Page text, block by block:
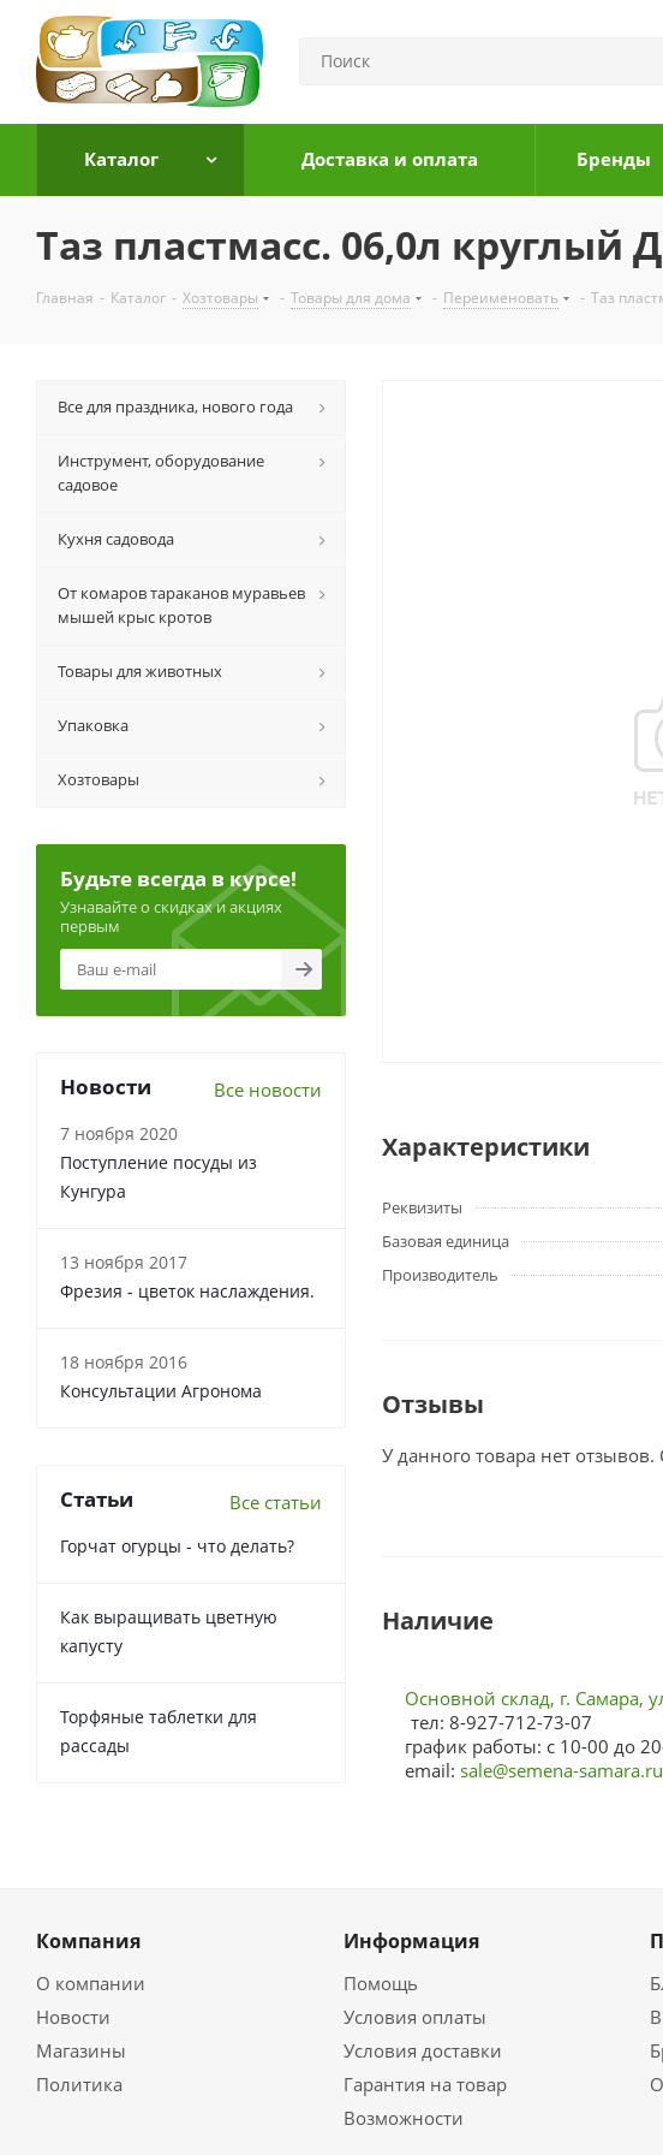
Каталог Доставка и оплата Бренды
Таз пластмасс. 06,0л круглый
Главная - Каталог - Хозтовары - Товары для дома - Переименовать - Таз
Характеристики
Реквизиты
Базовая единица
Производитель
Отзывы
У данного товара нет
Наличие
Основной склад, г. Самара,
тел: 8-927-712-73-07
график работы: с 10-00 до
email: sale@semena-samara.ru
Все для праздника, нового года
Инструмент, оборудование
садовое
Кухня садовода
От комаров тараканов муравьев
мышей крыс кротов
Товары для животных
Упаковка
Хозтовары
Будьте всегда в курсе!
Узнавайте о скидках и акциях
первым
Новости Все новости
7 ноября 2020
Поступление посуды из
Кунгура
13 ноября 2017
Фрезия - цветок наслаждения.
18 ноября 2016
Консультации Агронома
Статьи Все статьи
Горчат огурцы - что делать?
Как выращивать цветную
капусту
Торфяные таблетки для
рассады
Компания
О компании
Новости
Магазины
Политика
Информация
Помощь
Условия оплаты
Условия доставки
Гарантия на товар
Возможности